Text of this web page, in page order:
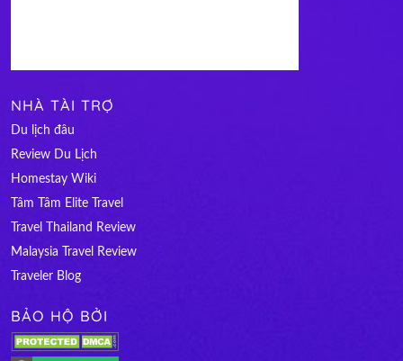
NHÀ TÀI TRỢ
Du lịch đâu
Review Du Lịch
Homestay Wiki
Tâm Tâm Elite Travel
Travel Thailand Review
Malaysia Travel Review
Traveler Blog
BẢO HỘ BỞI